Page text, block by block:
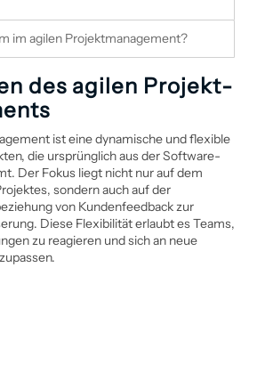
im agilen Projekt­management?
des agilen Projekt­
ist eine dynamische und flexible
die ursprünglich aus der Software­
Der Fokus liegt nicht nur auf dem
sondern auch auf der
von Kundenfeedback zur
Diese Flexibilität erlaubt es Teams,
zu reagieren und sich an neue